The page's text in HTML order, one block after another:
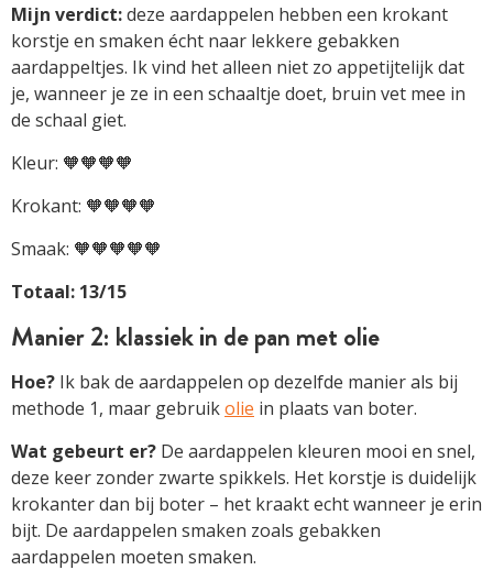
Mijn verdict:deze aardappelen hebben een krokant
korstje en smaken écht naar lekkere gebakken
aardappeltjes. Ik vind het alleen niet zo appetijtelijk dat
je, wanneer je ze in een schaaltje doet, bruin vet mee in
de schaal giet.
Kleur: 🧡🧡🧡🧡
Krokant: 🧡🧡🧡🧡
Smaak: 🧡🧡🧡🧡🧡
Totaal: 13/15
Manier 2: klassiek in de pan met olie
Hoe? Ik bak de aardappelen op dezelfde manier als bij
methode 1, maar gebruikolie in plaats van boter.
Wat gebeurt er? De aardappelen kleuren mooi en snel,
deze keer zonder zwarte spikkels. Het korstje is duidelijk
krokanter dan bij boter – het kraakt echt wanneer je erin
bijt. De aardappelen smaken zoals gebakken
aardappelen moeten smaken.